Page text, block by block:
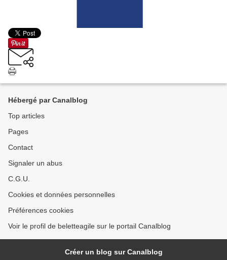
Hébergé par Canalblog
Top articles
Pages
Contact
Signaler un abus
C.G.U.
Cookies et données personnelles
Préférences cookies
Voir le profil de beletteagile sur le portail Canalblog
Créer un blog sur Canalblog